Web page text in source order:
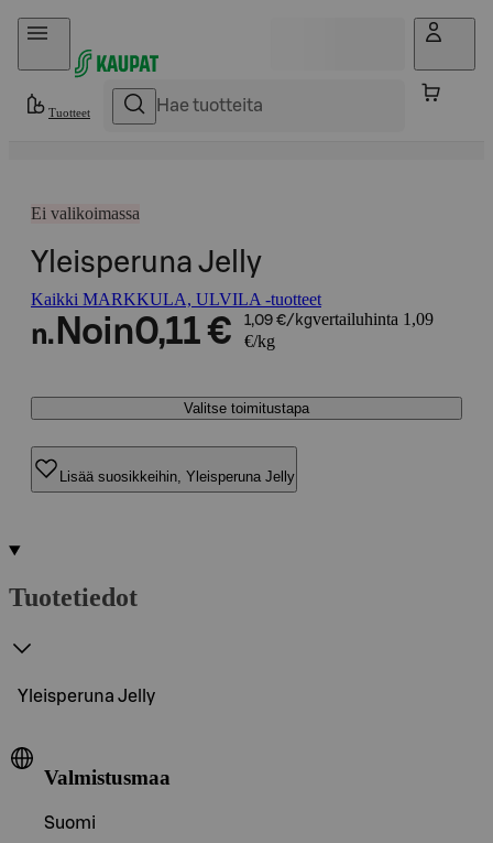
Hyppää sisältöön
Tuotteet
Ei valikoimassa
Yleisperuna Jelly
Kaikki MARKKULA, ULVILA -tuotteet
n. Noin0,11 € 1,09 €/kgvertailuhinta 1,09
€/kg
Valitse toimitustapa
Lisää suosikkeihin, Yleisperuna Jelly
Tuotetiedot
Yleisperuna Jelly
Valmistusmaa
Suomi